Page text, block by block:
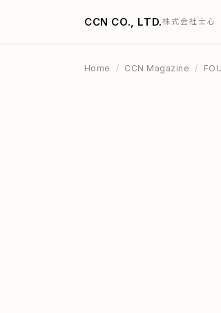
CCN CO., LTD.株式会社士心
Home / CCN Magazine /